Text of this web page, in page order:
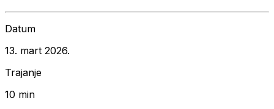
Datum
13. mart 2026.
Trajanje
10 min